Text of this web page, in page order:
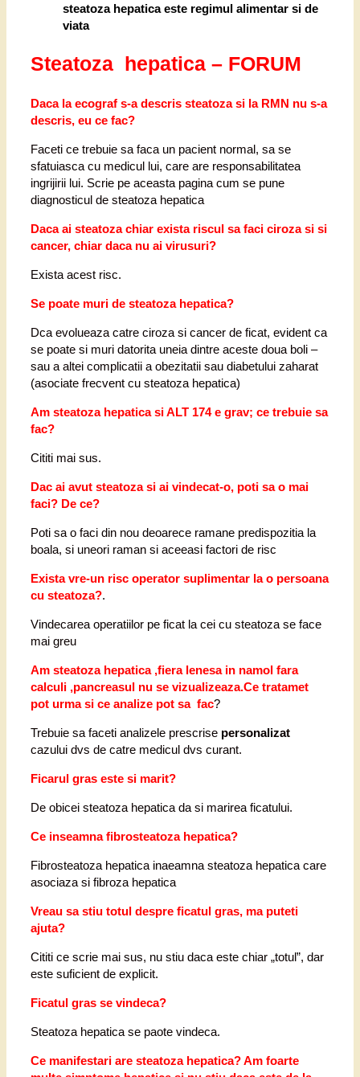
steatoza hepatica este regimul alimentar si de
viata
Steatoza hepatica – FORUM
Daca la ecograf s-a descris steatoza si la RMN nu s-a
descris, eu ce fac?
Faceti ce trebuie sa faca un pacient normal, sa se
sfatuiasca cu medicul lui, care are responsabilitatea
ingrijirii lui. Scrie pe aceasta pagina cum se pune
diagnosticul de steatoza hepatica
Daca ai steatoza chiar exista riscul sa faci ciroza si si
cancer, chiar daca nu ai virusuri?
Exista acest risc.
Se poate muri de steatoza hepatica?
Dca evolueaza catre ciroza si cancer de ficat, evident ca
se poate si muri datorita uneia dintre aceste doua boli –
sau a altei complicatii a obezitatii sau diabetului zaharat
(asociate frecvent cu steatoza hepatica)
Am steatoza hepatica si ALT 174 e grav; ce trebuie sa
fac?
Cititi mai sus.
Dac ai avut steatoza si ai vindecat-o, poti sa o mai
faci? De ce?
Poti sa o faci din nou deoarece ramane predispozitia la
boala, si uneori raman si aceeasi factori de risc
Exista vre-un risc operator suplimentar la o persoana
cu steatoza?.
Vindecarea operatiilor pe ficat la cei cu steatoza se face
mai greu
Am steatoza hepatica ,fiera lenesa in namol fara
calculi ,pancreasul nu se vizualizeaza.Ce tratamet
pot urma si ce analize pot sa fac?
Trebuie sa faceti analizele prescrise personalizat
cazului dvs de catre medicul dvs curant.
Ficarul gras este si marit?
De obicei steatoza hepatica da si marirea ficatului.
Ce inseamna fibrosteatoza hepatica?
Fibrosteatoza hepatica inaeamna steatoza hepatica care
asociaza si fibroza hepatica
Vreau sa stiu totul despre ficatul gras, ma puteti
ajuta?
Cititi ce scrie mai sus, nu stiu daca este chiar „totul”, dar
este suficient de explicit.
Ficatul gras se vindeca?
Steatoza hepatica se paote vindeca.
Ce manifestari are steatoza hepatica? Am foarte